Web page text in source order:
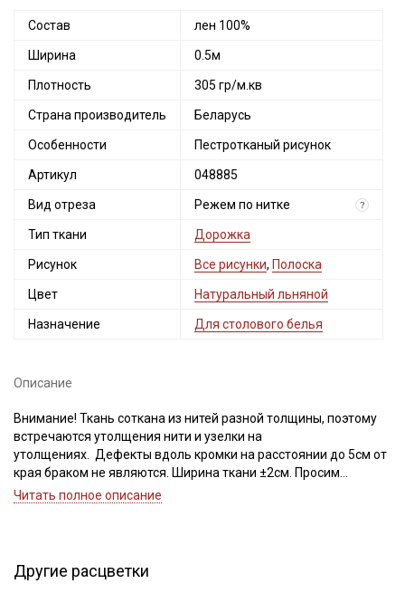
Состав лен 100%
Ширина 0.5м
Плотность 305 гр/м.кв
Страна производитель Беларусь
Особенности Пестротканый рисунок
Артикул 048885
Вид отреза Режем по нитке ?
Тип ткани Дорожка
Рисунок Все рисунки, Полоска
Цвет Натуральный льняной
Назначение Для столового белья
Описание
Внимание! Ткань соткана из нитей разной толщины, поэтому
встречаются утолщения нити и узелки на
утолщениях. Дефекты вдоль кромки на расстоянии до 5см от
края браком не являются. Ширина ткани ±2см. Просим
учитывать это при заказе!
сторон выполнен, в виде плотной кромки, в тон основного
рисунка (см. фото), поэтому при пошиве сервировочной
Читать полное описание
Другие расцветки